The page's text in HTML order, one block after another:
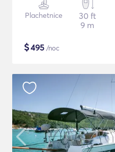
Plachetnice
30 ft
9 m
$495 /noc